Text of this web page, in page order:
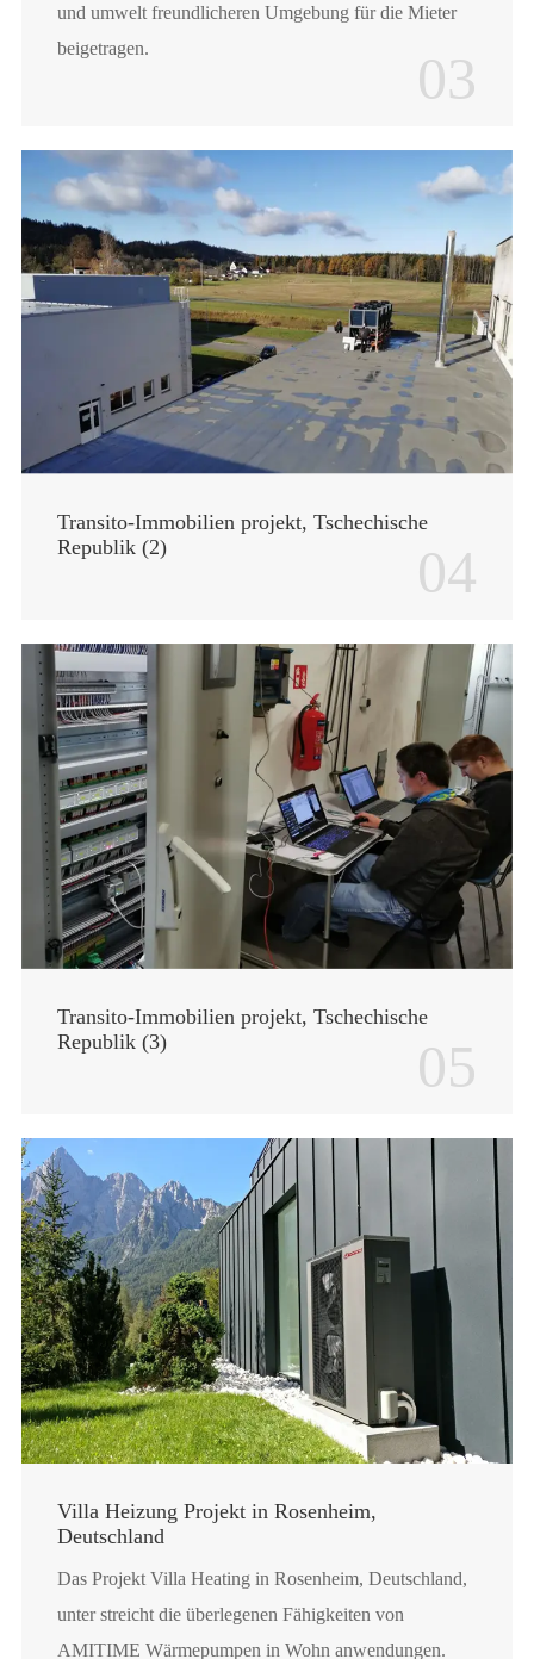
und umwelt freundlicheren Umgebung für die Mieter
beigetragen.
03
Transito-Immobilien projekt, Tschechische
Republik (2)
04
Transito-Immobilien projekt, Tschechische
Republik (3)
05
Villa Heizung Projekt in Rosenheim,
Deutschland
Das Projekt Villa Heating in Rosenheim, Deutschland,
unter streicht die überlegenen Fähigkeiten von
AMITIME Wärmepumpen in Wohn anwendungen.